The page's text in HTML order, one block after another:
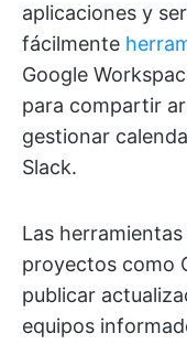
aplicaciones y
fácilmente
Google
para compartir
gestionar
Slack.
Las
proyectos como
publicar
equipos